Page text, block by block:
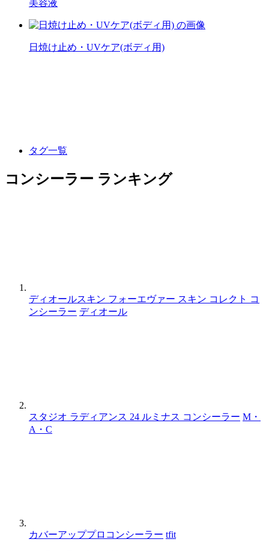
美容液
日焼け止め・UVケア(ボディ用)
タグ一覧
コンシーラー ランキング
ディオールスキン フォーエヴァー スキン コレクト コ
ンシーラー ディオール
スタジオ ラディアンス 24 ルミナス コンシーラー M・
A・C
カバーアッププロコンシーラー tfit